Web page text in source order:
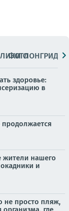
ФОТОЛОНГРИДЫ
здоровье:
в
продолжается
нашего
и
не просто пляж,